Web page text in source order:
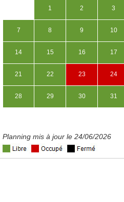
1 2 3
7 8 9 10
14 15 16 17
21 22 23 24
28 29 30 31
Planning mis à jour le 24/06/2026